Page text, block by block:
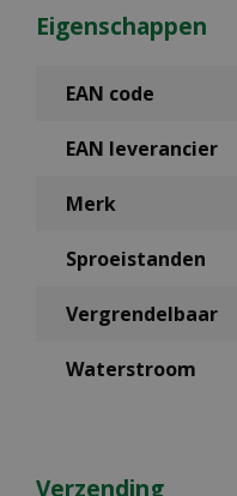
Eigenschappen
EAN code
EAN leverancier
Merk
Sproeistanden
Vergrendelbaar
Waterstroom
Verzending